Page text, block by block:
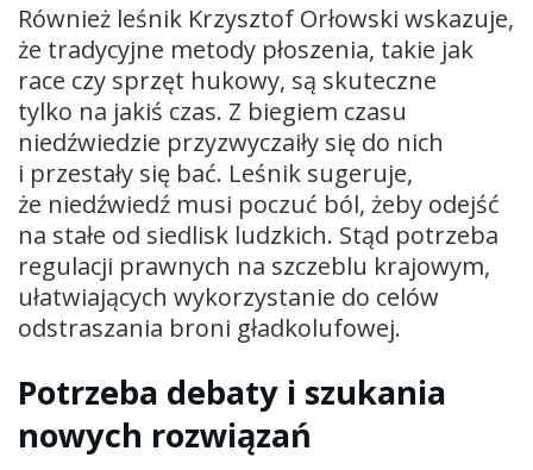
Również leśnik Krzysztof Orłowski wskazuje,
że tradycyjne metody płoszenia, takie jak
race czy sprzęt hukowy, są skuteczne
tylko na jakiś czas. Z biegiem czasu
niedźwiedzie przyzwyczaiły się do nich
i przestały się bać. Leśnik sugeruje,
że niedźwiedź musi poczuć ból, żeby odejść
na stałe od siedlisk ludzkich. Stąd potrzeba
regulacji prawnych na szczeblu krajowym,
ułatwiających wykorzystanie do celów
odstraszania broni gładkolufowej.
Potrzeba debaty i szukania
nowych rozwiązań